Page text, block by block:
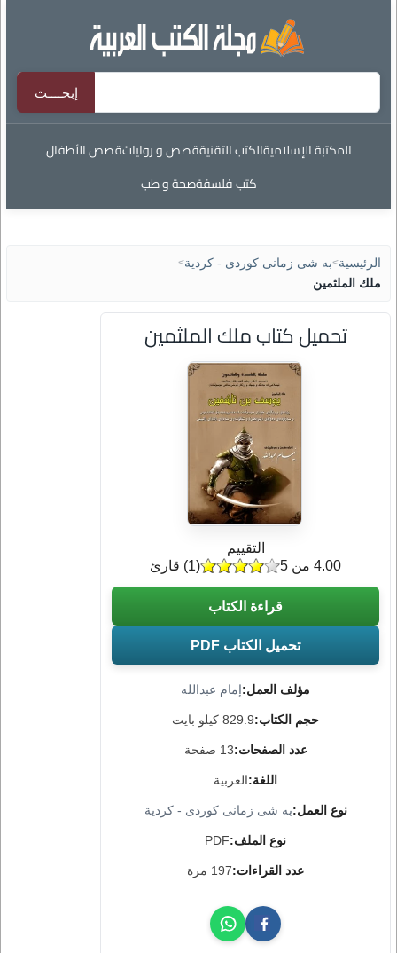
المكتبة الإسلاميةالكتب التقنيةقصص و رواياتقصص الأطفال
كتب فلسفةصحة و طب
الرئيسية>به شى زمانى كوردى - كردية>
ملك الملثمين
تحميل كتاب ملك الملثمين
مؤلف العمل:إمام عبدالله
حجم الكتاب:829.9 كيلو بايت
عدد الصفحات:13 صفحة
اللغة:العربية
نوع العمل:به شى زمانى كوردى - كردية
نوع الملف:PDF
عدد القراءات:197 مرة
التقييم
(
1) قارئ 4.00 من 5
قراءة الكتاب
تحميل الكتاب PDF